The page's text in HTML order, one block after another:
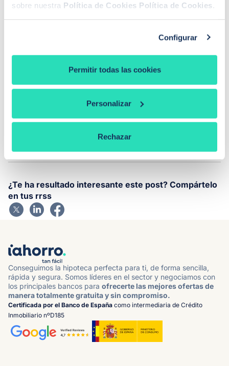
sobre nuestra Política de Cookies Política de Cookies
Configurar
Permitir todas las cookies
Personalizar
Rechazar
al 23%. Sin embargo hay excepciones, como la venta
de una vivienda habitual por parte de alguien mayor a
Y por último, ¿las ganancias provenientes de premios
o apuestas? Si, habrá que declarar todas aquellas que
superen los 1.600€ que es el límite mediante el cual
“Ganancias y pérdidas patrimoniales que no derivan
de la transmisión de elementos patrimoniales”.
¿Te ha resultado interesante este post? Compártelo
en tus rrss
Conseguimos la hipoteca perfecta para ti, de forma sencilla,
rápida y segura. Somos líderes en el sector y negociamos con
los principales bancos para ofrecerte las mejores ofertas de
manera totalmente gratuita y sin compromiso.
Certificada por el Banco de España como intermediaria de Crédito
Inmobiliario nºD185